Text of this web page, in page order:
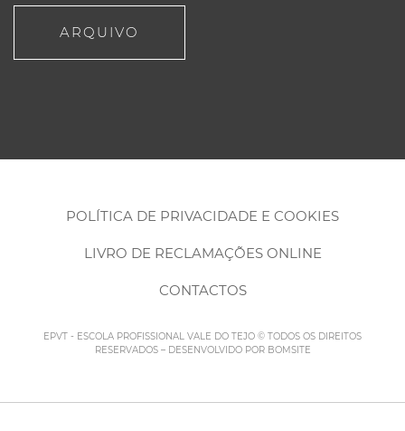
ARQUIVO
POLÍTICA DE PRIVACIDADE E COOKIES
LIVRO DE RECLAMAÇÕES ONLINE
CONTACTOS
EPVT - ESCOLA PROFISSIONAL VALE DO TEJO © TODOS OS DIREITOS
RESERVADOS – DESENVOLVIDO POR BOMSITE